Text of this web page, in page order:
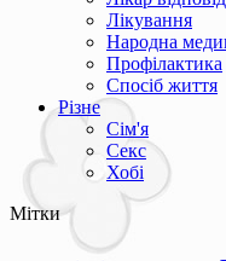
Лікування
Народна
Профілактика
Спосіб життя
Різне
Сім'я
Секс
Хобі
Мітки